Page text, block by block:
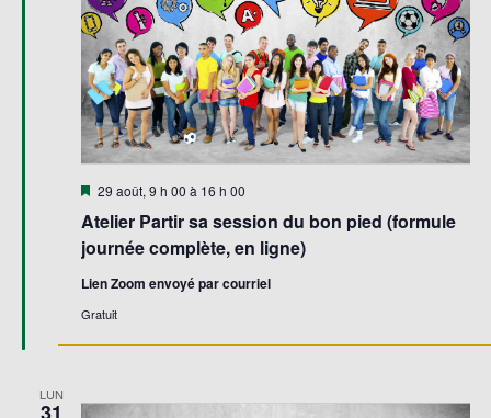
Atelier Partir sa session du bon pied (formule
journée complète, en ligne)
Mis
avant
29 août, 9 h 00 à 16 h 00
Lien Zoom envoyé par courriel
Gratuit
LUN
31